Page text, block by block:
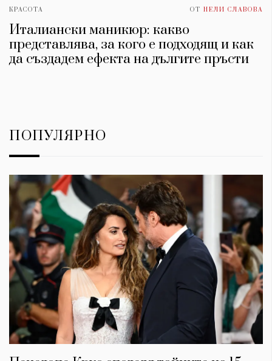
КРАСОТА ОТ НЕЛИ СЛАВОВА
Италиански маникюр: какво
представлява, за кого е подходящ и как
да създадем ефекта на дългите пръсти
ПОПУЛЯРНО